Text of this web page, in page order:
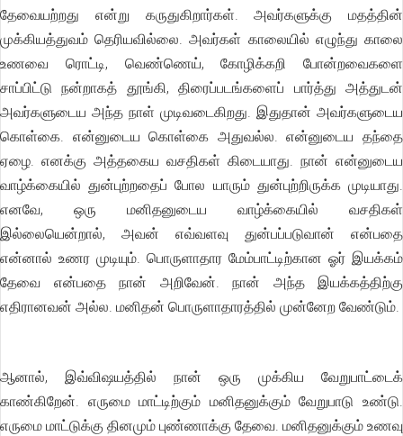
தேவையற்றது என்று கருதுகிறார்கள். அவர்களுக்கு மதத்தின்
முக்கியத்துவம் தெரியவில்லை. அவர்கள் காலையில் எழுந்து காலை
உணவை ரொட்டி, வெண்ணெய், கோழிக்கறி போன்றவைகளை
சாப்பிட்டு நன்றாகத் தூங்கி, திரைப்படங்களைப் பார்த்து அத்துடன்
அவர்களுடைய அந்த நாள் முடிவடைகிறது. இதுதான் அவர்களுடைய
கொள்கை. என்னுடைய கொள்கை அதுவல்ல. என்னுடைய தந்தை
ஏழை. எனக்கு அத்தகைய வசதிகள் கிடையாது. நான் என்னுடைய
வாழ்க்கையில் துன்புற்றதைப் போல யாரும் துன்புற்றிருக்க முடியாது.
எனவே, ஒரு மனிதனுடைய வாழ்க்கையில் வசதிகள்
இல்லையென்றால், அவன் எவ்வளவு துன்பப்படுவான் என்பதை
என்னால் உணர முடியும். பொருளாதார மேம்பாட்டிற்கான ஓர் இயக்கம்
தேவை என்பதை நான் அறிவேன். நான் அந்த இயக்கத்திற்கு
எதிரானவன் அல்ல. மனிதன் பொருளாதாரத்தில் முன்னேற வேண்டும்.
ஆனால், இவ்விஷயத்தில் நான் ஒரு முக்கிய வேறுபாட்டைக்
காண்கிறேன். எருமை மாட்டிற்கும் மனிதனுக்கும் வேறுபாடு உண்டு.
எருமை மாட்டுக்கு தினமும் புண்ணாக்கு தேவை. மனிதனுக்கும் உணவு